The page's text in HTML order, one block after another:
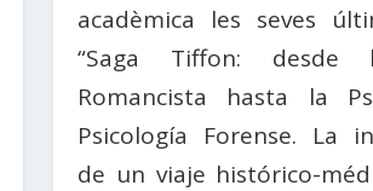
acadèmica les seves
“Saga Tiffon: desde
Romancista hasta la
Psicología Forense. La
de un viaje histórico-